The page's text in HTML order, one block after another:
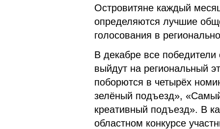
Островитяне каждый
определяются лучшие
голосования в
В декабре все
выйдут на региональный
поборются в четырёх
зелёный подъезд»,
креативный подъезд». В
областном конкурсе